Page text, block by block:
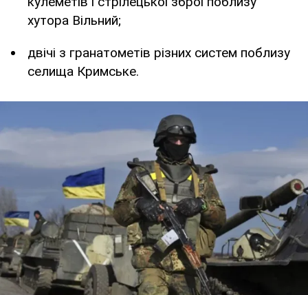
хутора Вільний;
двічі з гранатометів різних систем поблизу
селища Кримське.